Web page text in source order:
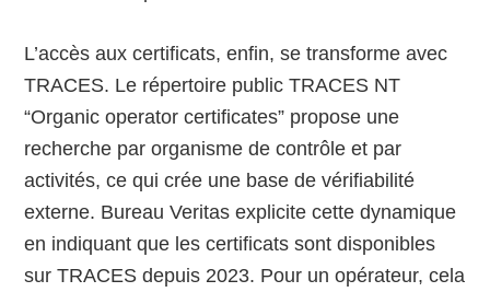
L’accès aux certificats, enfin, se transforme avec
TRACES. Le répertoire public TRACES NT
“Organic operator certificates” propose une
recherche par organisme de contrôle et par
activités, ce qui crée une base de vérifiabilité
externe. Bureau Veritas explicite cette dynamique
en indiquant que les certificats sont disponibles
sur TRACES depuis 2023. Pour un opérateur, cela